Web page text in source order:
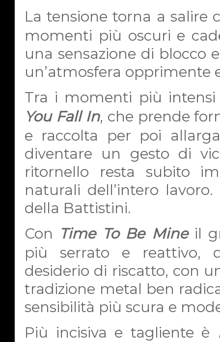
La tensione torna a salire
momenti più oscuri e
una sensazione di blocco
un’atmosfera opprimente
Tra i momenti più
You Fall In, che prende
e raccolta per poi
diventare un gesto di
ritornello resta subito
naturali dell’intero
della Battistini.
Con Time To Be Mineil
più serrato e reattivo,
desiderio di riscatto, con
tradizione metal ben
sensibilità più scura e
Più incisiva e tagliente è